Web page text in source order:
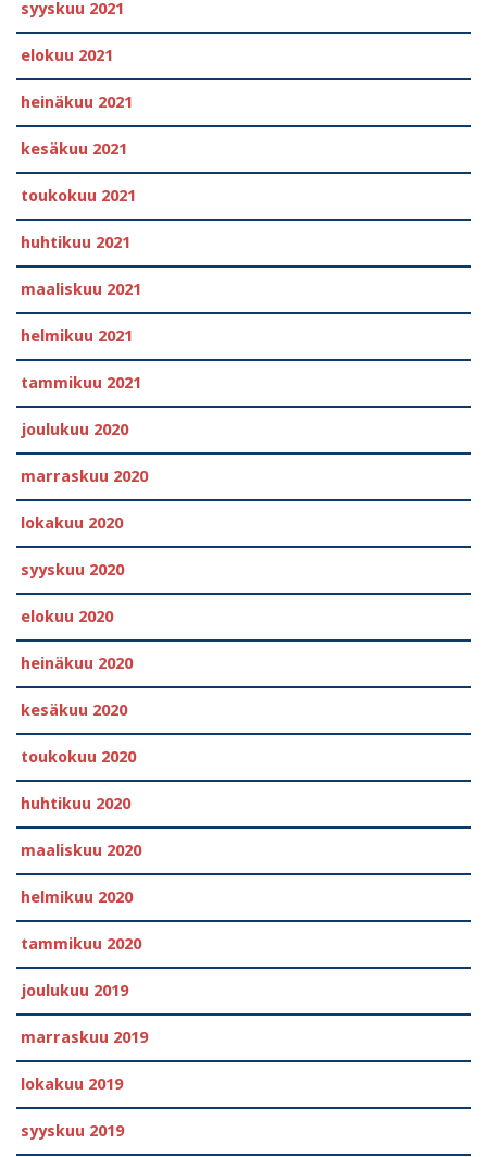
syyskuu 2021
elokuu 2021
heinäkuu 2021
kesäkuu 2021
toukokuu 2021
huhtikuu 2021
maaliskuu 2021
helmikuu 2021
tammikuu 2021
joulukuu 2020
marraskuu 2020
lokakuu 2020
syyskuu 2020
elokuu 2020
heinäkuu 2020
kesäkuu 2020
toukokuu 2020
huhtikuu 2020
maaliskuu 2020
helmikuu 2020
tammikuu 2020
joulukuu 2019
marraskuu 2019
lokakuu 2019
syyskuu 2019